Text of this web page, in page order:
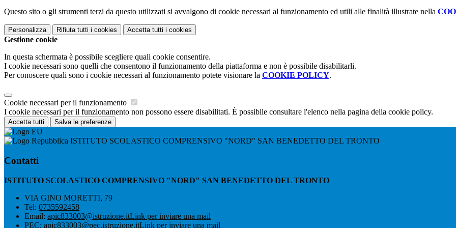
Questo sito o gli strumenti terzi da questo utilizzati si avvalgono di cookie necessari al funzionamento ed utili alle finalità illustrate nella
Personalizza Rifiuta tutti i cookies Accetta tutti i cookies
Gestione cookie
In questa schermata è possibile scegliere quali cookie consentire.
I cookie necessari sono quelli che consentono il funzionamento della piattaforma e non è possibile disabilitarli.
Per conoscere quali sono i cookie necessari al funzionamento potete visionare la COOKIE POLICY.
Cookie necessari per il funzionamento
I cookie necessari per il funzionamento non possono essere disabilitati. È possibile consultare l'elenco nella pagina della cookie policy.
Accetta tutti Salva le preferenze
ISTITUTO SCOLASTICO COMPRENSIVO "NORD" SAN BENEDETTO DEL TRONTO
Contatti
ISTITUTO SCOLASTICO COMPRENSIVO "NORD" SAN BENEDETTO DEL TRONTO
VIA GINO MORETTI, 79
Tel: 0735592458
Email: apic833003@istruzione.itLink per inviare una mail
PEC: apic833003@pec.istruzione.itLink per inviare una mail